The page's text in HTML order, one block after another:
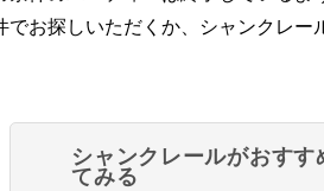
でお探しいただくか、シャンクレ
シャンクレールがおす
てみる